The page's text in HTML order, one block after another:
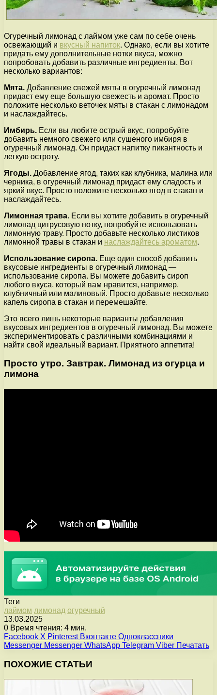
Огуречный лимонад с лаймом уже сам по себе очень
освежающий и вкусный напиток. Однако, если вы хотите
придать ему дополнительные нотки вкуса, можно
попробовать добавить различные ингредиенты. Вот
несколько вариантов:
Мята. Добавление свежей мяты в огуречный лимонад
придаст ему еще большую свежесть и аромат. Просто
положите несколько веточек мяты в стакан с лимонадом
и наслаждайтесь.
Имбирь. Если вы любите острый вкус, попробуйте
добавить немного свежего или сушеного имбиря в
огуречный лимонад. Он придаст напитку пикантность и
легкую остроту.
Ягоды. Добавление ягод, таких как клубника, малина или
черника, в огуречный лимонад придаст ему сладость и
яркий вкус. Просто положите несколько ягод в стакан и
наслаждайтесь.
Лимонная трава. Если вы хотите добавить в огуречный
лимонад цитрусовую нотку, попробуйте использовать
лимонную траву. Просто добавьте несколько листиков
лимонной травы в стакан и наслаждайтесь ароматом.
Использование сиропа. Еще один способ добавить
вкусовые ингредиенты в огуречный лимонад —
использование сиропа. Вы можете добавить сироп
любого вкуса, который вам нравится, например,
клубничный или малиновый. Просто добавьте несколько
капель сиропа в стакан и перемешайте.
Это всего лишь некоторые варианты добавления
вкусовых ингредиентов в огуречный лимонад. Вы можете
экспериментировать с различными комбинациями и
найти свой идеальный вариант. Приятного аппетита!
Просто утро. Завтрак. Лимонад из огурца и
лимона
Теги
лаймом лимонад огуречный
13.03.2025
0 Время чтения: 4 мин.
Facebook X Pinterest Вконтакте Одноклассники
Messenger Messenger WhatsApp Telegram Viber Печатать
ПОХОЖИЕ СТАТЬИ